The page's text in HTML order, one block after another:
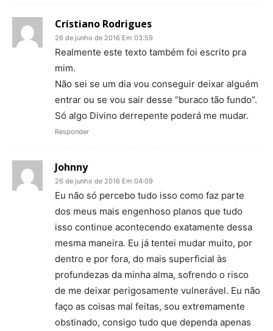
Cristiano Rodrigues
26 de junho de 2016 Em 03:59
Realmente este texto também foi escrito pra
mim.
Não sei se um dia vou conseguir deixar alguém
entrar ou se vou sair desse “buraco tão fundo”.
Só algo Divino derrepente poderá me mudar.
Responder
Johnny
26 de junho de 2016 Em 04:09
Eu não só percebo tudo isso como faz parte
dos meus mais engenhoso planos que tudo
isso continue acontecendo exatamente dessa
mesma maneira. Eu já tentei mudar muito, por
dentro e por fora, do mais superficial às
profundezas da minha alma, sofrendo o risco
de me deixar perigosamente vulnerável. Eu não
faço as coisas mal feitas, sou extremamente
obstinado, consigo tudo que dependa apenas